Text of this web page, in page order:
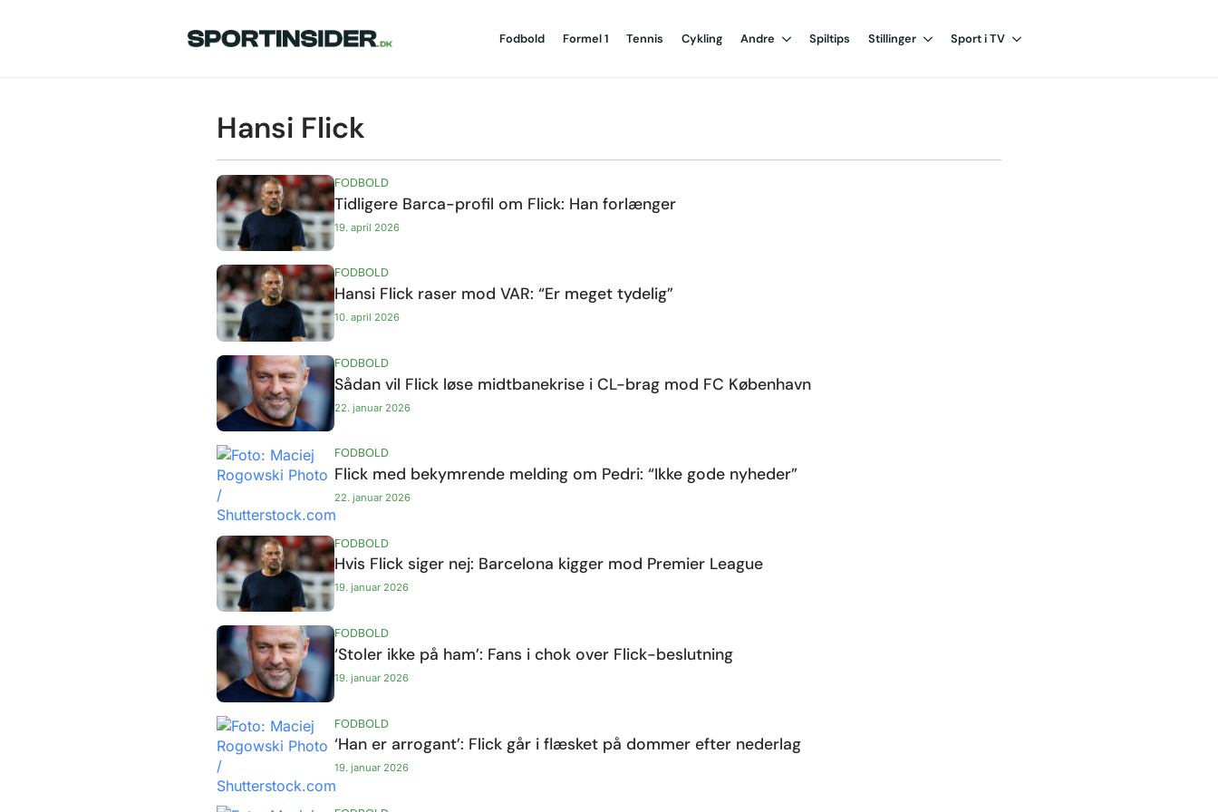
Fodbold Formel 1 Tennis Cykling Andre Spiltips Stillinger Sport i TV
Hansi Flick
Tidligere Barca-profil om Flick: Han forlænger
19. april 2026
FODBOLD
Hansi Flick raser mod VAR: “Er meget tydelig”
10. april 2026
FODBOLD
Sådan vil Flick løse midtbanekrise i CL-brag mod FC København
22. januar 2026
FODBOLD
Flick med bekymrende melding om Pedri: “Ikke gode nyheder”
22. januar 2026
FODBOLD
Hvis Flick siger nej: Barcelona kigger mod Premier League
19. januar 2026
FODBOLD
‘Stoler ikke på ham’: Fans i chok over Flick-beslutning
19. januar 2026
FODBOLD
‘Han er arrogant’: Flick går i flæsket på dommer efter nederlag
19. januar 2026
FODBOLD